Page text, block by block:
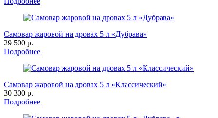
Самовар жаровой на дровах 5 л «Дубрава»
29 500 р.
Подробнее
Самовар жаровой на дровах 5 л «Классический»
30 300 р.
Подробнее